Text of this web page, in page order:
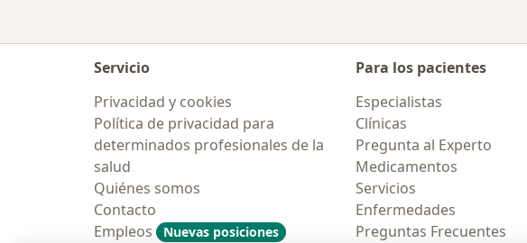
Servicio
Privacidad y cookies
Política de privacidad para
determinados profesionales de la
salud
Quiénes somos
Contacto
Empleos
Nuevas posiciones
Para los pacientes
Especialistas
Clínicas
Pregunta al Experto
Medicamentos
Servicios
Enfermedades
Preguntas Frecuentes